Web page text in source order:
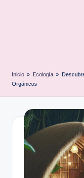
Inicio » Ecología »
Orgánicos